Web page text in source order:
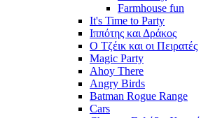
Farmhouse fun
It's Time to Party
Ιππότης και Δράκος
Ο Τζέικ και οι Πειρατές
Magic Party
Ahoy There
Angry Birds
Batman Rogue Range
Cars